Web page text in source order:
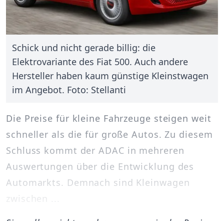
Schick und nicht gerade billig: die
Elektrovariante des Fiat 500. Auch andere
Hersteller haben kaum günstige Kleinstwagen
im Angebot. Foto: Stellanti
Die Preise für kleine Fahrzeuge steigen weit
schneller als die für große Autos. Zu diesem
Schluss kommt der ADAC in mehreren
Auswertungen über die Entwicklung des
Automarkts. Demnach sind Kleinwagen
zwischen ...